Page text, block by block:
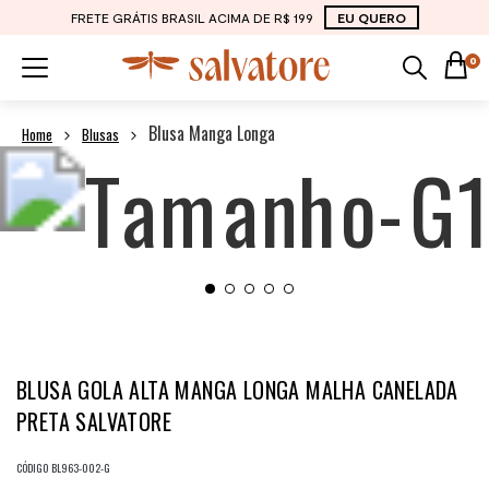
FRETE GRÁTIS BRASIL ACIMA DE R$ 199 EU QUERO
0
Blusas Blusa Manga Longa
BLUSA GOLA ALTA MANGA LONGA MALHA CANELADA
PRETA SALVATORE
CÓDIGO BL963-002-G